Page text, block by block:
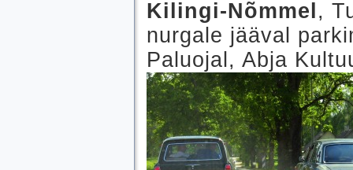
Kilingi-Nõmmel ,
nurgale jääval
Paluojal, Abja